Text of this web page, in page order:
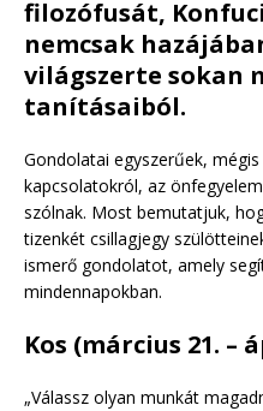
filozófusát,
nemcsak
világszerte sokan
tanításaiból.
Gondolatai egyszerűek,
kapcsolatokról, az
szólnak. Most bemutatjuk,
tizenkét csillagjegy
ismerő gondolatot, amely
mindennapokban.
Kos (március 21. –
„Válassz olyan munkát